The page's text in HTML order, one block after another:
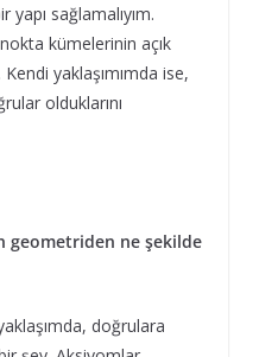
yapı sağlamalıyım.
kümelerinin açık
yaklaşımımda ise,
olduklarını
geometriden ne şekilde
doğrulara